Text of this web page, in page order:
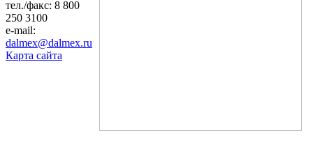
тел./факс: 8 800
250 3100
e-mail:
dalmex@dalmex.ru
Карта сайта